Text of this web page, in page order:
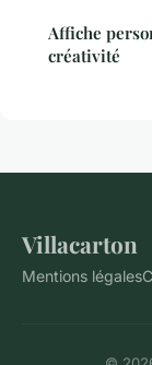
Affiche
créativité
Villacarton
Mentions légales